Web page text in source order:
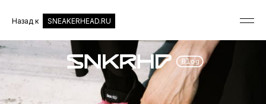
Назад к SNEAKERHEAD.RU